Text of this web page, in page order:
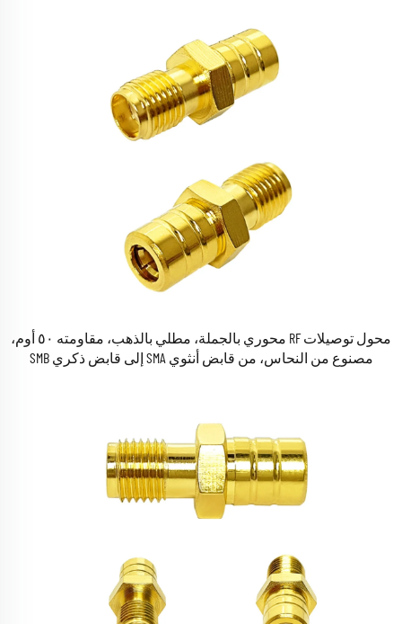
محول توصيلات RF محوري بالجملة، مطلي بالذهب، مقاومته ٥٠ أوم،
مصنوع من النحاس، من قابض أنثوي SMA إلى قابض ذكري SMB